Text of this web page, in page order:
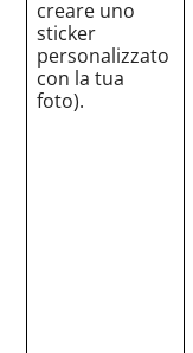
creare uno
sticker
personalizzato
con la tua
foto).